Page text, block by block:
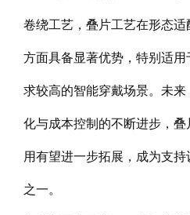
卷绕工艺，叠片工艺在形态
方面具备显著优势，特别适
求较高的智能穿戴场景。未
化与成本控制的不断进步，
用有望进一步拓展，成为支
之一。